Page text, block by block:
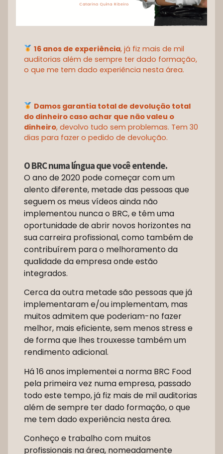
16 anos de experiência, já fiz mais de mil
auditorias além de sempre ter dado formação,
o que me tem dado experiência nesta área.
Damos garantia total de devolução total
do dinheiro caso achar que não valeu o
dinheiro, devolvo tudo sem problemas. Tem 30
dias para fazer o pedido de devolução.
O BRC numa língua que você entende.
O ano de 2020 pode começar com um
alento diferente, metade das pessoas que
seguem os meus vídeos ainda não
implementou nunca o BRC, e têm uma
oportunidade de abrir novos horizontes na
sua carreira profissional, como também de
contribuírem para o melhoramento da
qualidade da empresa onde estão
integrados.
Cerca da outra metade são pessoas que já
implementaram e/ou implementam, mas
muitos admitem que poderiam-no fazer
melhor, mais eficiente, sem menos stress e
de forma que lhes trouxesse também um
rendimento adicional.
Há 16 anos implementei a norma BRC Food
pela primeira vez numa empresa, passado
todo este tempo, já fiz mais de mil auditorias
além de sempre ter dado formação, o que
me tem dado experiência nesta área.
Conheço e trabalho com muitos
profissionais na área, nomeadamente